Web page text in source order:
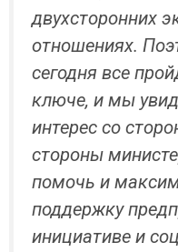
двухсторонних
отношениях.
сегодня все
ключе, и мы
интерес со
стороны
помочь и
поддержку
инициативе и